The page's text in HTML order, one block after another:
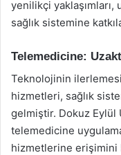
yenilikçi yaklaşımları,
sağlık sistemine
Telemedicine:
Teknolojinin
hizmetleri, sağlık
gelmiştir. Dokuz Eylül
telemedicine
hizmetlerine erişimini